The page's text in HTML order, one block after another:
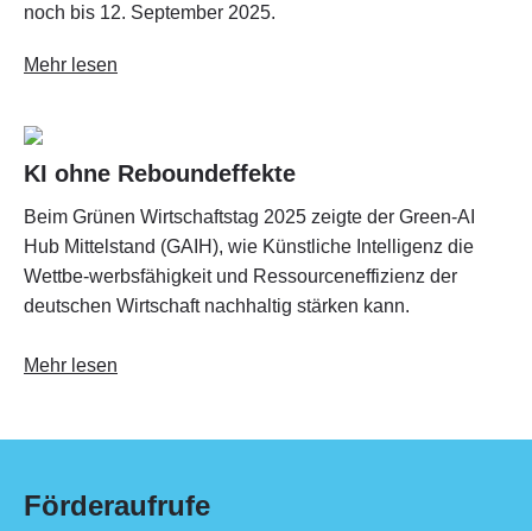
noch bis 12. September 2025.
Mehr lesen
KI ohne Reboundeffekte
Beim Grünen Wirtschaftstag 2025 zeigte der Green-AI
Hub Mittelstand (GAIH), wie Künstliche Intelligenz die
Wettbe-werbsfähigkeit und Ressourceneffizienz der
deutschen Wirtschaft nachhaltig stärken kann.
Mehr lesen
Förderaufrufe